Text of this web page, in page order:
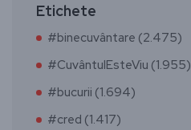
Etichete
#binecuvântare (2.475)
#CuvântulEsteViu (1.955)
#bucurii (1.694)
#cred (1.417)